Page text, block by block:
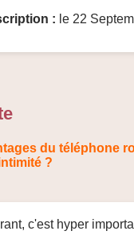
: le 22
du téléphone
?
c'est hyper